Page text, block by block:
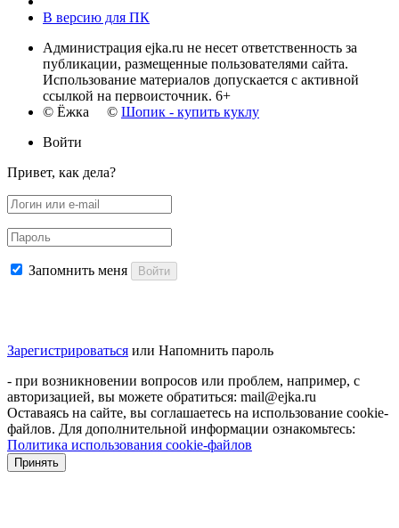
В версию для ПК
Администрация ejka.ru не несет ответственность за
публикации, размещенные пользователями сайта.
Использование материалов допускается с активной
ссылкой на первоисточник. 6+
© Ёжка © Шопик - купить куклу
Войти
Привет, как дела?
Запомнить меня Войти
Зарегистрироваться или Напомнить пароль
- при возникновении вопросов или проблем, например, с
авторизацией, вы можете обратиться: mail@ejka.ru
Оставаясь на сайте, вы соглашаетесь на использование cookie-
файлов. Для дополнительной информации ознакомьтесь:
Политика использования cookie-файлов
Принять